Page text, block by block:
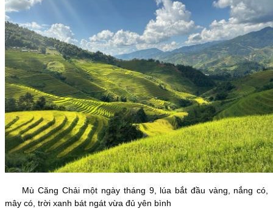
Mù Căng Chải một ngày tháng 9, lúa bắt đầu vàng, nắng có,
mây có, trời xanh bát ngát vừa đủ yên bình